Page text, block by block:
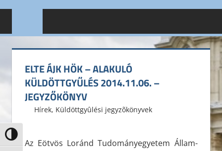
Nagy kontraszt váltása
Jogtudományi
Hallgatói
Önkormányzat
ELTE
HÖK
ELTE ÁJK HÖK – ALAKULÓ
KÜLDÖTTGYŰLÉS 2014.11.06. –
JEGYZŐKÖNYV
2014. november 14.
ELTE ÁJK HÖK
Hírek, Küldöttgyûlési jegyzõkönyvek
Az Eötvös Loránd Tudományegyetem Állam-